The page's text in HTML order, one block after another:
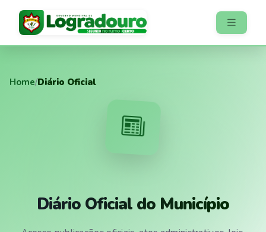
Home/Diário Oficial
Diário Oficial do Município